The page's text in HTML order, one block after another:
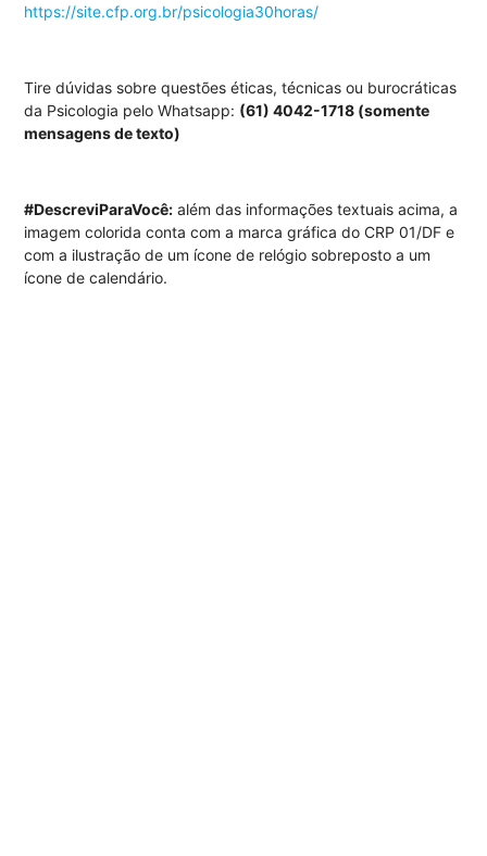
https://site.cfp.org.br/psicologia30horas/
Tire dúvidas sobre questões éticas, técnicas ou burocráticas
da Psicologia pelo Whatsapp: (61) 4042-1718 (somente
mensagens de texto)
#DescreviParaVocê: além das informações textuais acima, a
imagem colorida conta com a marca gráfica do CRP 01/DF e
com a ilustração de um ícone de relógio sobreposto a um
ícone de calendário.